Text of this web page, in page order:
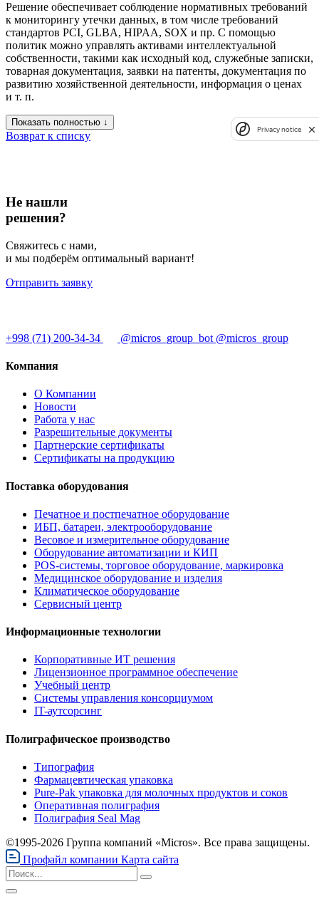
Решение обеспечивает соблюдение нормативных требований
к мониторингу утечки данных, в том числе требований
стандартов PCI, GLBA, HIPAA, SOX и пр. С помощью
политик можно управлять активами интеллектуальной
собственности, такими как исходный код, служебные записки,
товарная документация, заявки на патенты, документация по
развитию хозяйственной деятельности, информация о ценах
и т. п.
Показать полностью ↓
Возврат к списку
Не нашли
решения?
Свяжитесь с нами,
и мы подберём оптимальный вариант!
Отправить заявку
+998 (71) 200-34-34 @micros_group_bot @micros_group
Компания
О Компании
Новости
Работа у нас
Разрешительные документы
Партнерские сертификаты
Сертификаты на продукцию
Поставка оборудования
Печатное и постпечатное оборудование
ИБП, батареи, электрооборудование
Весовое и измерительное оборудование
Оборудование автоматизации и КИП
POS-системы, торговое оборудование, маркировка
Медицинское оборудование и изделия
Климатическое оборудование
Сервисный центр
Информационные технологии
Корпоративные ИТ решения
Лицензионное программное обеспечение
Учебный центр
Системы управления консорциумом
IT-аутсорсинг
Полиграфическое производство
Типография
Фармацевтическая упаковка
Pure-Pak упаковка для молочных продуктов и соков
Оперативная полиграфия
Полиграфия Seal Mag
©1995-2026 Группа компаний «Micros». Все права защищены.
Профайл компании Карта сайта
Privacy notice